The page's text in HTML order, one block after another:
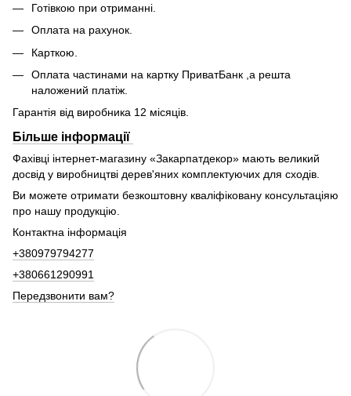
Готівкою при отриманні.
Оплата на рахунок.
Карткою.
Оплата частинами на картку ПриватБанк ,а решта
наложений платіж.
Гарантія від виробника 12 місяців.
Більше інформації
Фахівці інтернет-магазину «Закарпатдекор» мають великий
досвід у виробництві дерев'яних комплектуючих для сходів.
Ви можете отримати безкоштовну кваліфіковану консультаціяю
про нашу продукцію.
Контактна інформація
+380979794277
+380661290991
Передзвонити вам?